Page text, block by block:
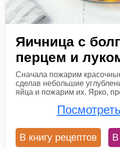
Яичница с
перцем и
Сначала пожарим
сделав небольшие
яйца и пожарим их. Ярко,
В книгу рецептов В